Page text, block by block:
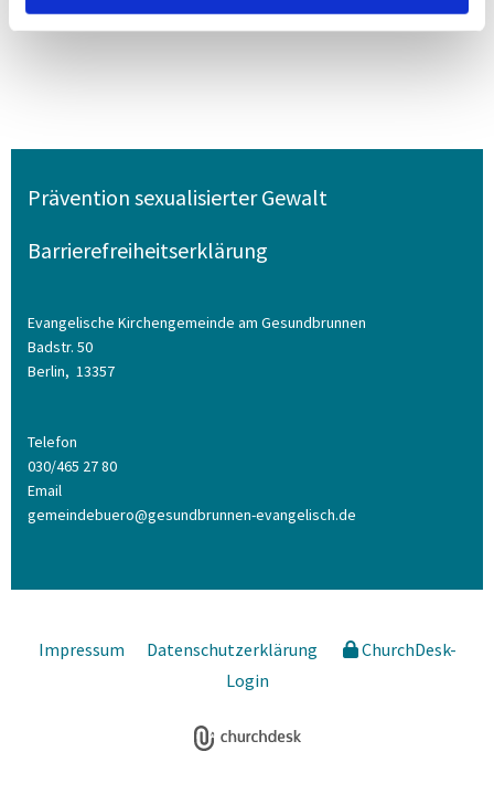
Prävention sexualisierter Gewalt
Barrierefreiheitserklärung
Evangelische Kirchengemeinde am Gesundbrunnen
Badstr. 50
Berlin, 13357
Telefon
030/465 27 80
Email
gemeindebuero@gesundbrunnen-evangelisch.de
Impressum Datenschutzerklärung
ChurchDesk-
Login